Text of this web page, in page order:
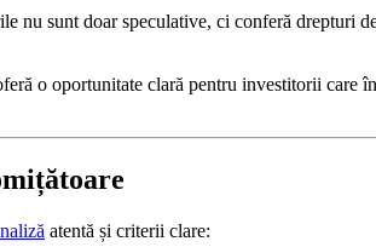
nu sunt doar speculative, ci conferă drepturi
o oportunitate clară pentru investitorii care
atentă și criterii clare: